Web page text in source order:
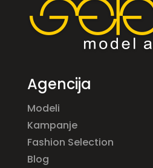
Agencija
Modeli
Kampanje
Fashion Selection
Blog